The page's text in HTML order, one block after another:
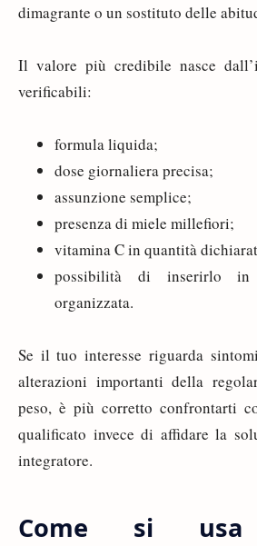
dimagrante o un sostituto delle
Il valore più credibile nasce
verificabili:
formula liquida;
dose giornaliera precisa;
assunzione semplice;
presenza di miele millefiori;
vitamina C in quantità
possibilità di inserirlo
organizzata.
Se il tuo interesse riguarda
alterazioni importanti della
peso, è più corretto confrontarti
qualificato invece di affidare la
integratore.
Come si usa